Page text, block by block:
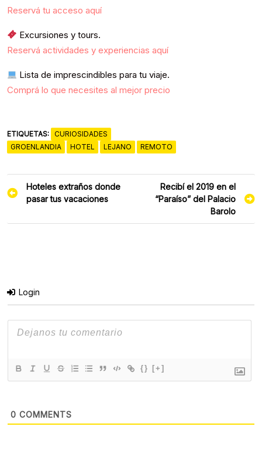
Reservá tu acceso aquí
Excursiones y tours.
Reservá actividades y experiencias aquí
Lista de imprescindibles para tu viaje.
Comprá lo que necesites al mejor precio
ETIQUETAS: CURIOSIDADES
GROENLANDIA
HOTEL LEJANO REMOTO
Navegación
de
Hoteles extraños donde
pasar tus vacaciones
Recibí el 2019 en el
“Paraíso” del Palacio
Barolo
Login
{} [+]
0 COMMENTS